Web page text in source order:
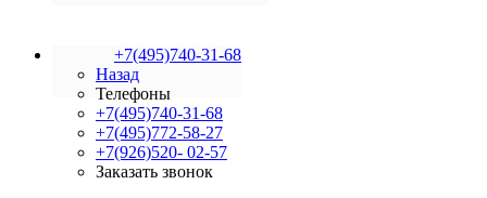
+7(495)740-31-68
Назад
Телефоны
+7(495)740-31-68
+7(495)772-58-27
+7(926)520- 02-57
Заказать звонок